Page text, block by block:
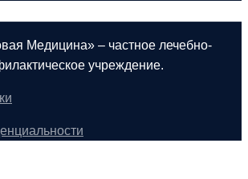
Медицина» – частное лечебно-
учреждение.